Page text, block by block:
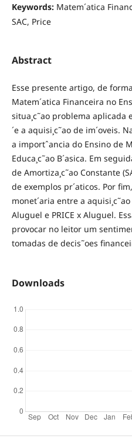
Keywords: Matem´atica
SAC, Price
Abstract
Esse presente artigo, de
Matem´atica Financeira no
situa¸c˜ao problema aplicada
´e a aquisi¸c˜ao de im´oveis.
a importˆancia do Ensino de
Educa¸c˜ao B´asica. Em
de Amortiza¸c˜ao Constante
de exemplos pr´aticos. Por
monet´aria entre a
Aluguel e PRICE x Aluguel.
provocar no leitor um
tomadas de decis˜oes
Downloads